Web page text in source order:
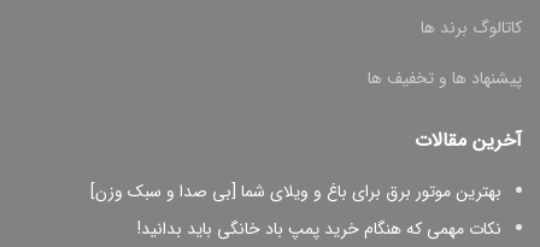
کاتالوگ برند ها
پیشنهاد ها و تخفیف ها
آخرین مقالات
بهترین موتور برق برای باغ و ویلای شما [بی صدا و سبک وزن]
نکات مهمی که هنگام خرید پمپ باد خانگی باید بدانید!